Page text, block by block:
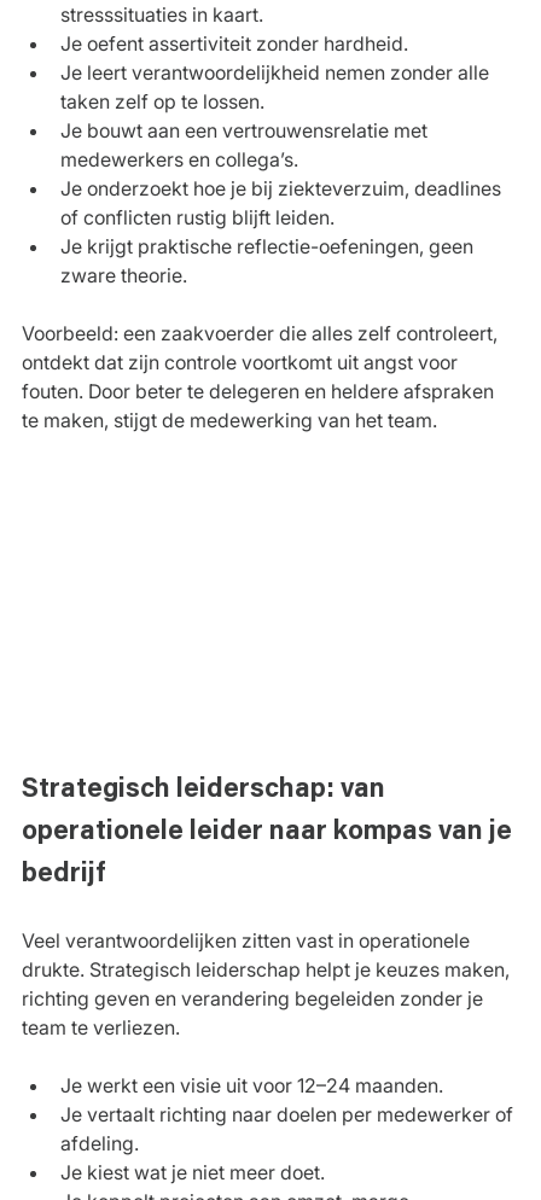
stresssituaties in kaart.
Je oefent assertiviteit zonder hardheid.
Je leert verantwoordelijkheid nemen zonder alle
taken zelf op te lossen.
Je bouwt aan een vertrouwensrelatie met
medewerkers en collega’s.
Je onderzoekt hoe je bij ziekteverzuim, deadlines
of conflicten rustig blijft leiden.
Je krijgt praktische reflectie-oefeningen, geen
zware theorie.
Voorbeeld: een zaakvoerder die alles zelf controleert,
ontdekt dat zijn controle voortkomt uit angst voor
fouten. Door beter te delegeren en heldere afspraken
te maken, stijgt de medewerking van het team.
Strategisch leiderschap: van
operationele leider naar kompas van je
bedrijf
Veel verantwoordelijken zitten vast in operationele
drukte. Strategisch leiderschap helpt je keuzes maken,
richting geven en verandering begeleiden zonder je
team te verliezen.
Je werkt een visie uit voor 12–24 maanden.
Je vertaalt richting naar doelen per medewerker of
afdeling.
Je kiest wat je niet meer doet.